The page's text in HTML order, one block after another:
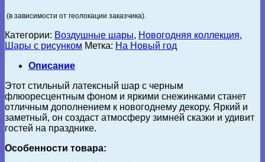
(в зависимости от геолокации заказчика).
Категории: Воздушные шары, Новогодняя коллекция,
Шары с рисунком Метка: На Новый год
Описание
Этот стильный латексный шар с черным
флюоресцентным фоном и яркими снежинками станет
отличным дополнением к новогоднему декору. Яркий и
заметный, он создаст атмосферу зимней сказки и удивит
гостей на празднике.
Особенности товара: